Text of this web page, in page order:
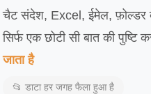
चैट संदेश, Excel, ईमेल, फ़ोल्डर
सिर्फ एक छोटी सी बात की पुष्टि
जाता है
📂 डाटा हर जगह फैला हुआ है